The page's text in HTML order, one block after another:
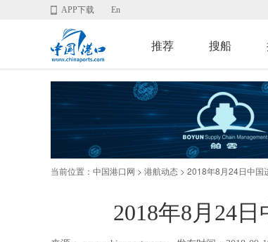
APP下载 En
推荐 搜船
当前位置： 中国港口网 > 港航动态 > 2018年8月24日中国
2018年8月24